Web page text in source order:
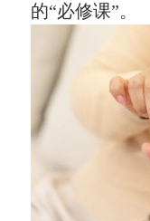
的“必修课”。